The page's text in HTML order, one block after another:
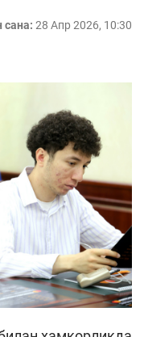
сана: 28 Апр 2026, 10:30